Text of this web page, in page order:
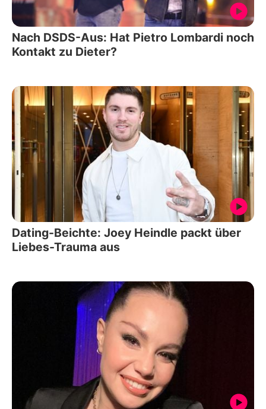
Nach DSDS-Aus: Hat Pietro Lombardi noch
Kontakt zu Dieter?
Dating-Beichte: Joey Heindle packt über
Liebes-Trauma aus